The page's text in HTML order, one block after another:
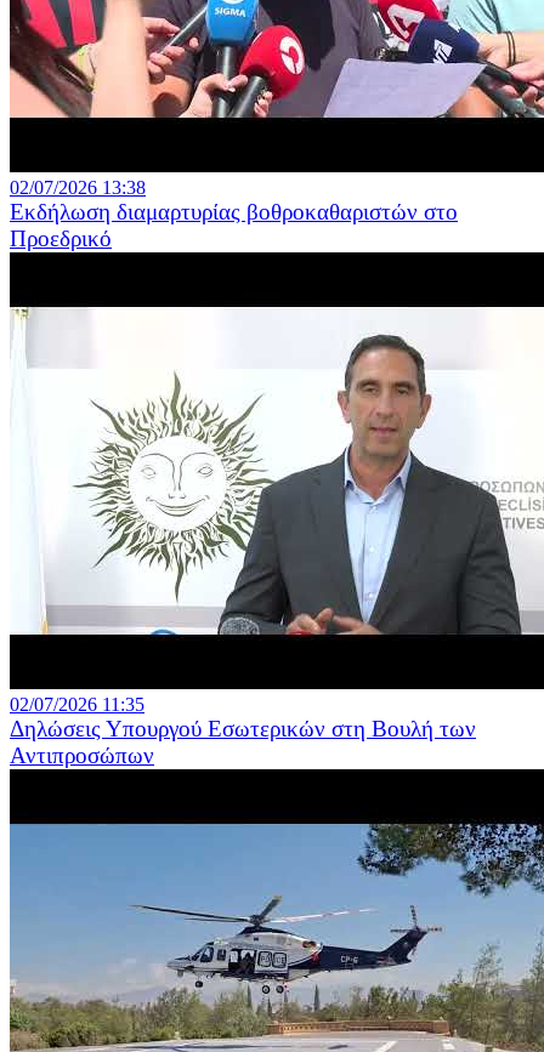
02/07/2026 13:38
Εκδήλωση διαμαρτυρίας βοθροκαθαριστών στο
Προεδρικό
02/07/2026 11:35
Δηλώσεις Υπουργού Εσωτερικών στη Βουλή των
Αντιπροσώπων